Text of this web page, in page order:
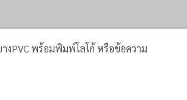
งPVC พร้อมพิมพ์โลโก้ หรือข้อความ